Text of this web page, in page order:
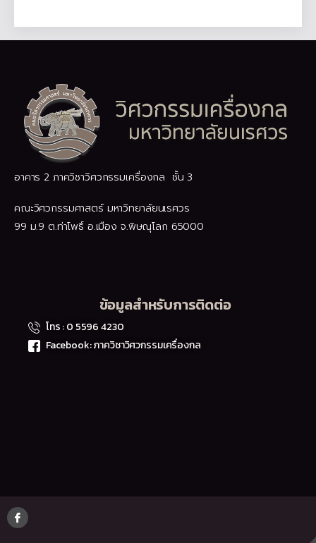
อาคาร 2 ภาควิชาวิศวกรรมเครื่องกล ชั้น 3
คณะวิศวกรรมศาสตร์ มหาวิทยาลัยนเรศวร
99 ม.9 ต.ท่าโพธิ์ อ.เมือง จ.พิษณุโลก 65000
ข้อมูลสำหรับการติดต่อ
โทร : 0 5596 4230
Facebook: ภาควิชาวิศวกรรมเครื่องกล